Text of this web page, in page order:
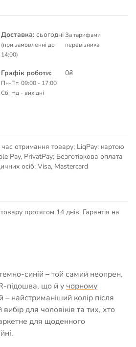
Доставка: сьогодні
(при замовленні до
14:00)
За тарифами
перевізника
Графік роботи:
Пн-Пт: 09:00 - 17:00
Сб, Нд - вихідні
0₴
отримання товару; LiqPay: картою
Pay, PrivatPay; Безготівкова оплата
осіб; Visa, Mastercard
протягом 14 днів. Гарантія на
синій –той самий неопрен,
підошва, що й у чорному
– найстриманіший колір після
для чоловіків та тих, хто
для щоденного